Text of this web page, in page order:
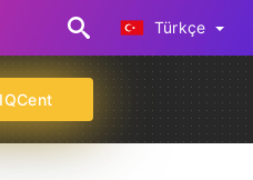
Türkçe